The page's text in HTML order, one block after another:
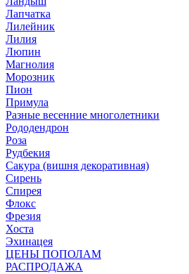
Лапчатка
Лилейник
Лилия
Люпин
Магнолия
Морозник
Пион
Примула
Разные весенние многолетники
Рододендрон
Роза
Рудбекия
Сакура (вишня декоративная)
Сирень
Спирея
Флокс
Фрезия
Хоста
Эхинацея
ЦЕНЫ ПОПОЛАМ
РАСПРОДАЖА